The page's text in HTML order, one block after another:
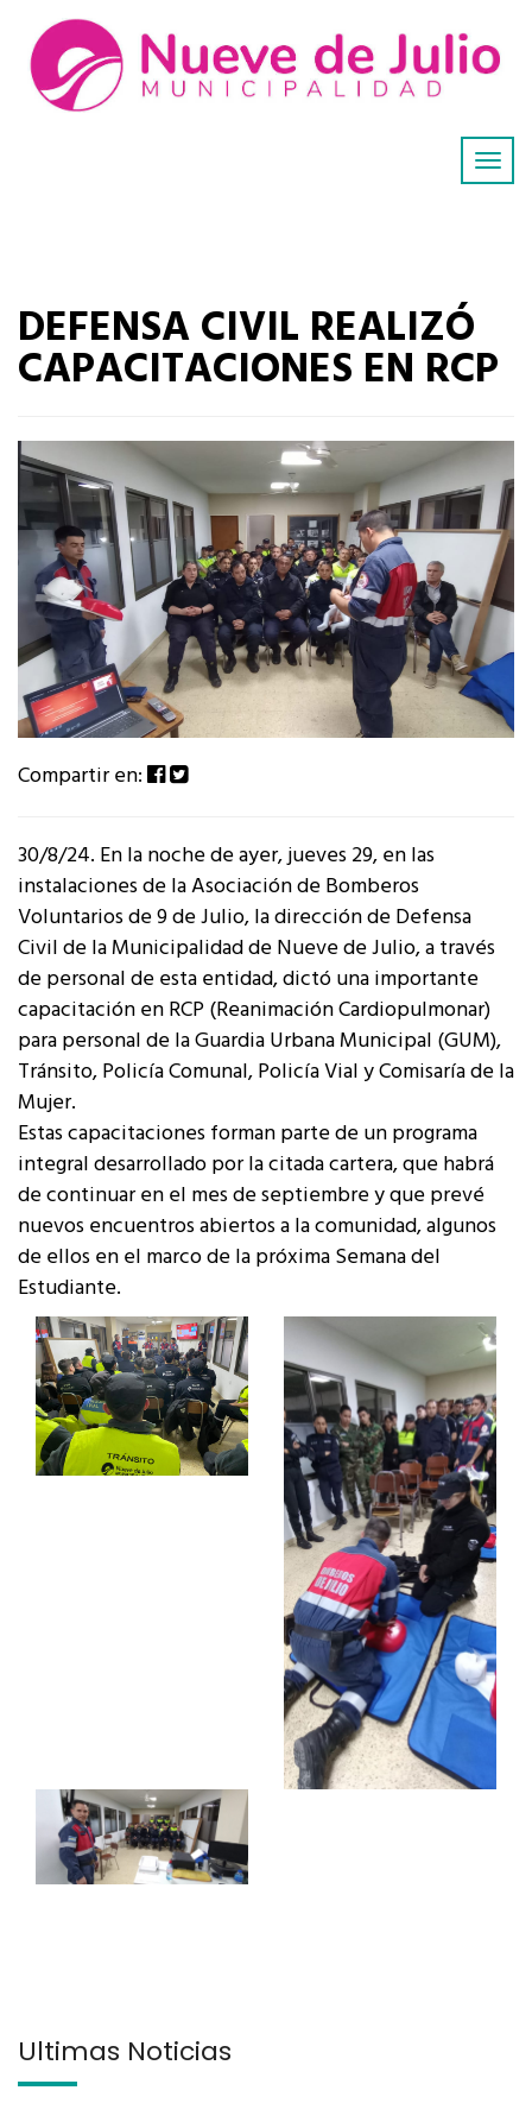
DEFENSA CIVIL REALIZÓ
CAPACITACIONES EN RCP
Compartir en:
30/8/24. En la noche de ayer, jueves 29, en las
instalaciones de la Asociación de Bomberos
Voluntarios de 9 de Julio, la dirección de Defensa
Civil de la Municipalidad de Nueve de Julio, a través
de personal de esta entidad, dictó una importante
capacitación en RCP (Reanimación Cardiopulmonar)
para personal de la Guardia Urbana Municipal (GUM),
Tránsito, Policía Comunal, Policía Vial y Comisaría de la
Mujer.
Estas capacitaciones forman parte de un programa
integral desarrollado por la citada cartera, que habrá
de continuar en el mes de septiembre y que prevé
nuevos encuentros abiertos a la comunidad, algunos
de ellos en el marco de la próxima Semana del
Estudiante.
Últimas Noticias